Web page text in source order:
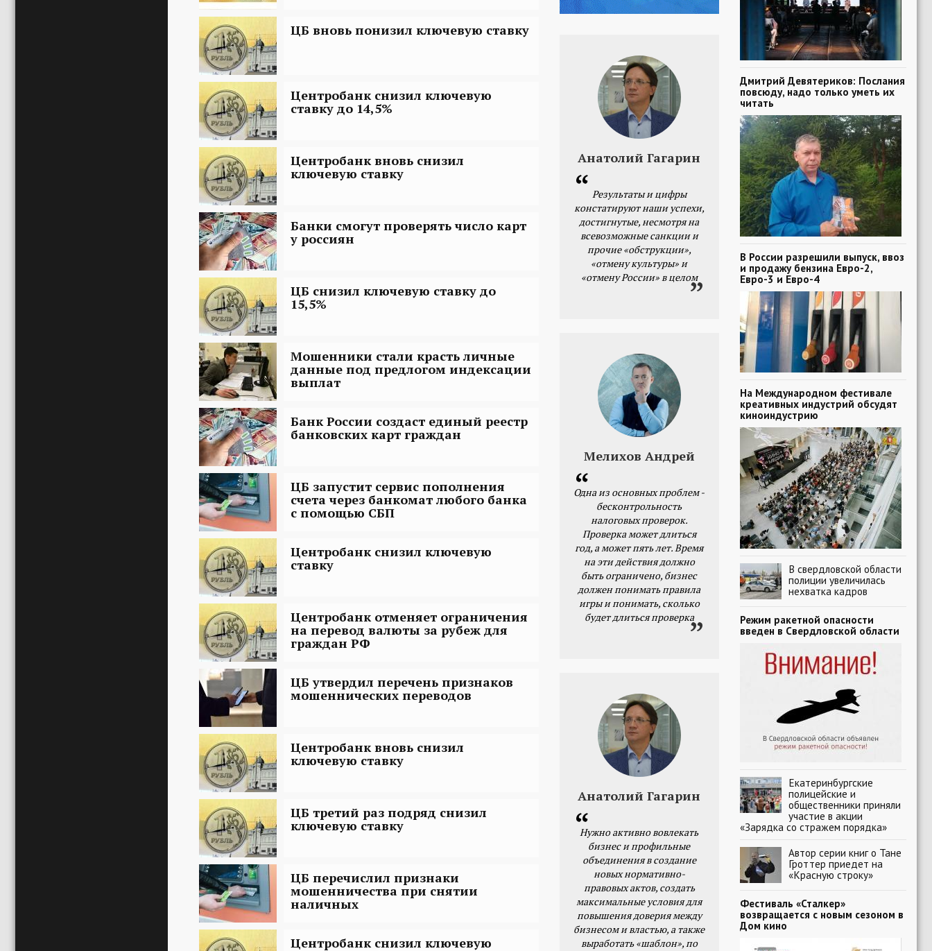
ЦБ вновь понизил ключевую ставку
Центробанк снизил ключевую
ставку до 14,5%
Центробанк вновь снизил
ключевую ставку
Банки смогут проверять число карт
у россиян
ЦБ снизил ключевую ставку до
15,5%
Мошенники стали красть личные
данные под предлогом индексации
выплат
Банк России создаст единый реестр
банковских карт граждан
ЦБ запустит сервис пополнения
счета через банкомат любого банка
с помощью СБП
Центробанк снизил ключевую
ставку
Центробанк отменяет ограничения
на перевод валюты за рубеж для
граждан РФ
ЦБ утвердил перечень признаков
мошеннических переводов
Центробанк вновь снизил
ключевую ставку
ЦБ третий раз подряд снизил
ключевую ставку
ЦБ перечислил признаки
мошенничества при снятии
наличных
Центробанк снизил ключевую
Анатолий Гагарин
Результаты и цифры
констатируют наши успехи,
достигнутые, несмотря на
всевозможные санкции и
прочие «обструкции»,
«отмену культуры» и
«отмену России» в целом
Мелихов Андрей
Одна из основных проблем -
бесконтрольность
налоговых проверок.
Проверка может длиться
год, а может пять лет. Время
на эти действия должно
быть ограничено, бизнес
должен понимать правила
игры и понимать, сколько
будет длиться проверка
Анатолий Гагарин
Нужно активно вовлекать
бизнес и профильные
объединения в создание
новых нормативно-
правовых актов, создать
максимальные условия для
повышения доверия между
бизнесом и властью, а также
выработать «шаблон», по
Дмитрий Девятериков: Послания
повсюду, надо только уметь их
читать
В России разрешили выпуск, ввоз
и продажу бензина Евро-2,
Евро-3 и Евро-4
На Международном фестивале
креативных индустрий обсудят
киноиндустрию
В свердловской области
полиции увеличилась
нехватка кадров
Режим ракетной опасности
введен в Свердловской области
Екатеринбургские
полицейские и
общественники приняли
участие в акции
«Зарядка со стражем порядка»
Автор серии книг о Тане
Гроттер приедет на
«Красную строку»
Фестиваль «Сталкер»
возвращается с новым сезоном в
Дом кино